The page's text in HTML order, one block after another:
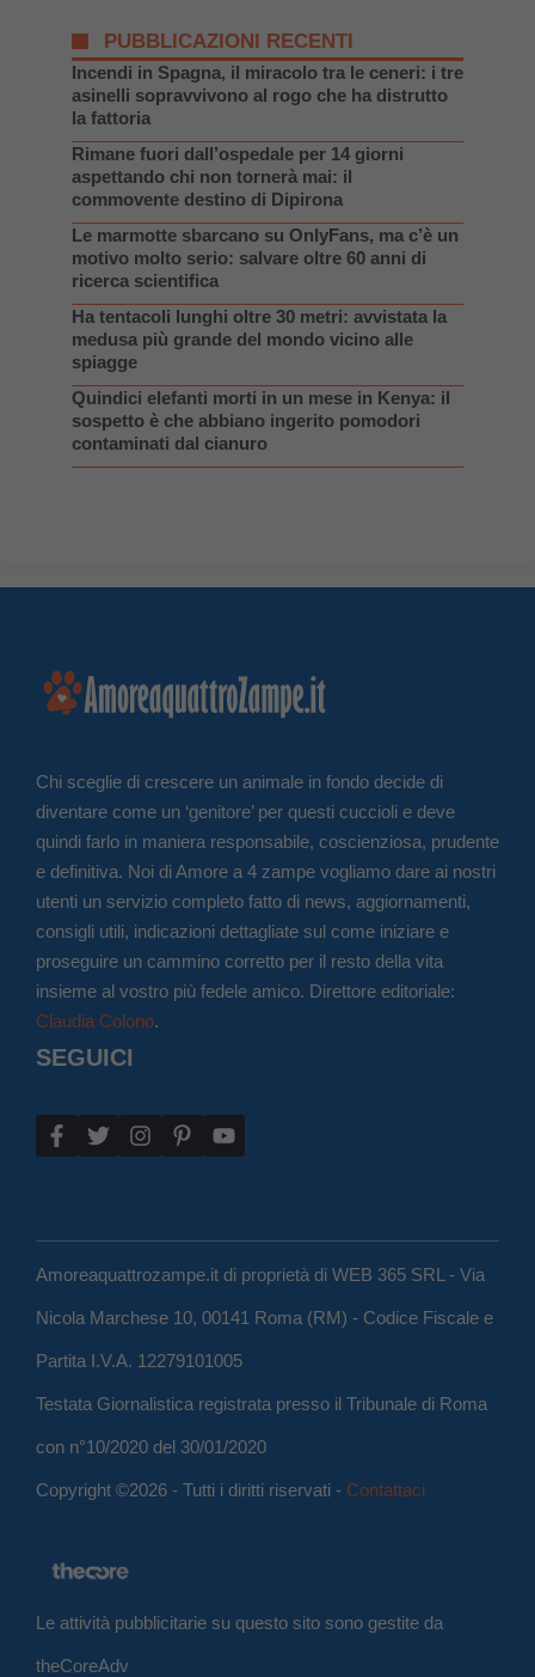
PUBBLICAZIONI RECENTI
Incendi in Spagna, il miracolo tra le ceneri: i tre
asinelli sopravvivono al rogo che ha distrutto
la fattoria
Rimane fuori dall’ospedale per 14 giorni
aspettando chi non tornerà mai: il
commovente destino di Dipirona
Le marmotte sbarcano su OnlyFans, ma c’è un
motivo molto serio: salvare oltre 60 anni di
ricerca scientifica
Ha tentacoli lunghi oltre 30 metri: avvistata la
medusa più grande del mondo vicino alle
spiagge
Quindici elefanti morti in un mese in Kenya: il
sospetto è che abbiano ingerito pomodori
contaminati dal cianuro
Chi sceglie di crescere un animale in fondo decide di
diventare come un ‘genitore’ per questi cuccioli e deve
quindi farlo in maniera responsabile, coscienziosa, prudente
e definitiva. Noi di Amore a 4 zampe vogliamo dare ai nostri
utenti un servizio completo fatto di news, aggiornamenti,
consigli utili, indicazioni dettagliate sul come iniziare e
proseguire un cammino corretto per il resto della vita
insieme al vostro più fedele amico. Direttore editoriale:
Claudia Colono.
SEGUICI
Amoreaquattrozampe.it di proprietà di WEB 365 SRL - Via
Nicola Marchese 10, 00141 Roma (RM) - Codice Fiscale e
Partita I.V.A. 12279101005
Testata Giornalistica registrata presso il Tribunale di Roma
con n°10/2020 del 30/01/2020
Copyright ©2026 - Tutti i diritti riservati - Contattaci
Le attività pubblicitarie su questo sito sono gestite da
theCoreAdv